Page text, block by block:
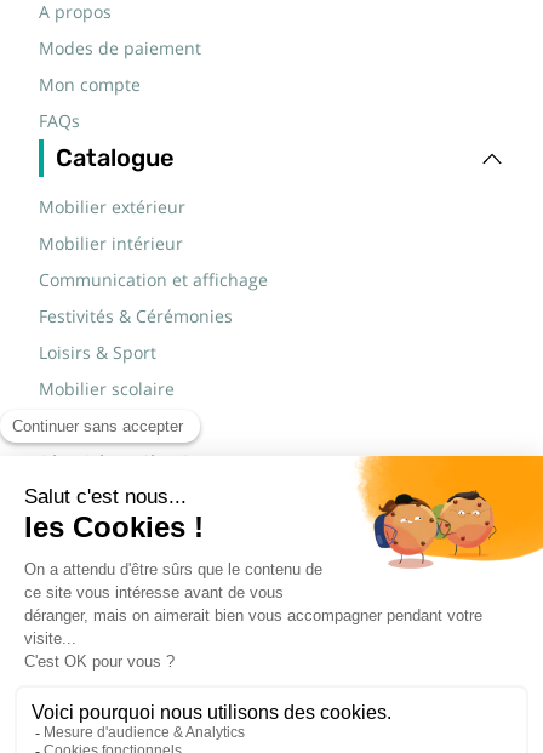
A propos
Modes de paiement
Mon compte
FAQs
Catalogue
Mobilier extérieur
Mobilier intérieur
Communication et affichage
Festivités & Cérémonies
Loisirs & Sport
Mobilier scolaire
Mobilier urbain
Sécurité routière & TP
Tables pliantes rectangulaires
Tables pliantes rondes
Tables rondes polypro
Marques
JAD Groupe